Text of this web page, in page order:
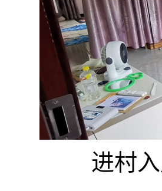
进村